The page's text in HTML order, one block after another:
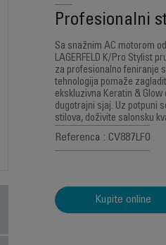
Profesionalni
Sa snažnim AC motorom
LAGERFELD K/Pro Stylist
za profesionalno feniranje
tehnologija pomaže
ekskluzivna Keratin &
dugotrajni sjaj. Uz potpuni
stilova, doživite salonsku
Referenca : CV887LF0
Kupite online